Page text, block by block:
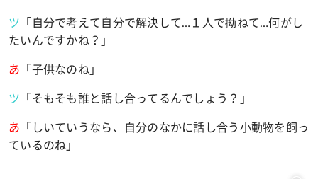
ツ 「自分で考えて自分で解決して… １人で拗ねて…何がし
たいんですかね？」
あ 「子供なのね」
ツ 「そもそも誰と話し合ってるんでしょう？」
あ 「しいていうなら、自分のなかに話し合う小動物を飼っ
ているのね」